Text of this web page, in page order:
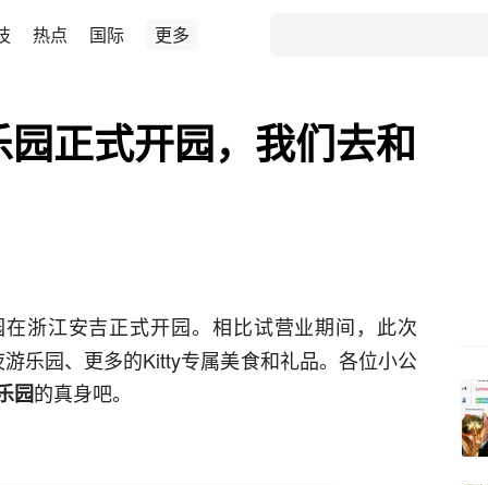
热点 国际 更多
正式开园，我们去和
在浙江安吉正式开园。相比试营业期间，此次
乐园、更多的Kitty专属美食和礼品。各位小公
园的真身吧。